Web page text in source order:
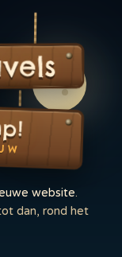
website.
dan, rond het